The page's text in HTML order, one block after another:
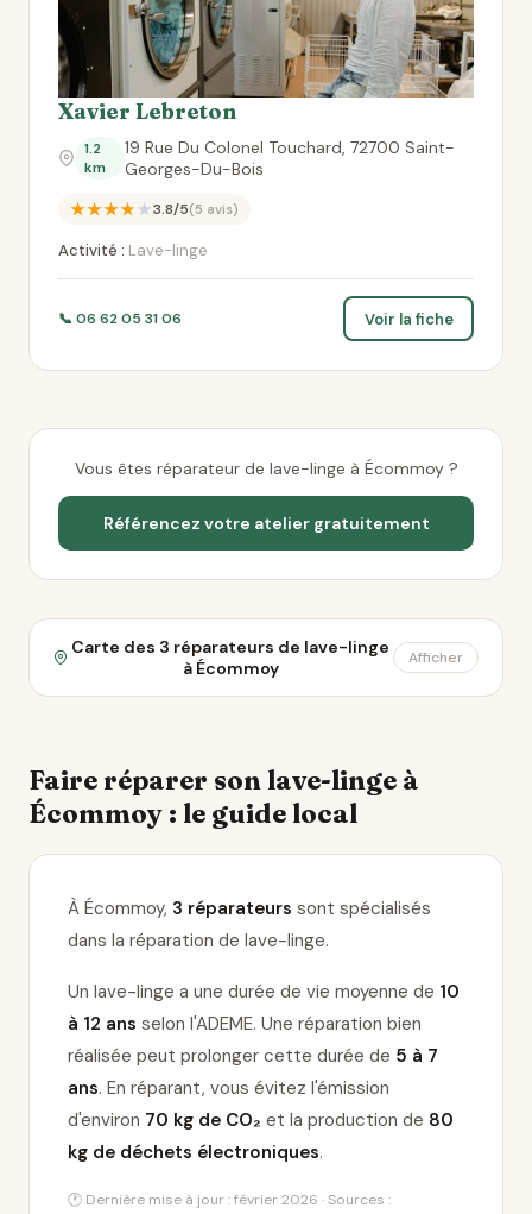
Xavier Lebreton
1.2
km
19 Rue Du Colonel Touchard, 72700 Saint-
Georges-Du-Bois
★★★★★3.8/5(5 avis)
Activité : Lave-linge
📞 06 62 05 31 06 Voir la fiche
Vous êtes réparateur de lave-linge à Écommoy ?
Référencez votre atelier gratuitement
Carte des 3 réparateurs de lave-linge
à Écommoy
Afficher
Faire réparer son lave-linge à
Écommoy : le guide local
À Écommoy, 3 réparateurs sont spécialisés
dans la réparation de lave-linge.
Un lave-linge a une durée de vie moyenne de 10
à 12 ans selon l'ADEME. Une réparation bien
réalisée peut prolonger cette durée de 5 à 7
ans. En réparant, vous évitez l'émission
d'environ 70 kg de CO₂ et la production de 80
kg de déchets électroniques.
🕐 Dernière mise à jour : février 2026 · Sources :